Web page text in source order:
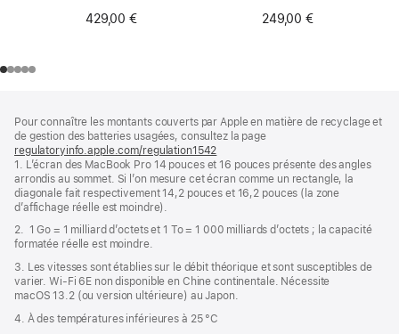
429,00 €
249,00 €
de
page
de
bas
de
page
Pour connaître les montants couverts par Apple en matière de recyclage et
de gestion des batteries usagées, consultez la page
regulatoryinfo.apple.com/regulation1542
dans
une
nouvelle
1. L’écran des MacBook Pro 14 pouces et 16 pouces présente des angles
arrondis au sommet. Si l’on mesure cet écran comme un rectangle, la
diagonale fait respectivement 14,2 pouces et 16,2 pouces (la zone
d’affichage réelle est moindre).
2. 1 Go = 1 milliard d’octets et 1 To = 1 000 milliards d’octets ; la capacité
formatée réelle est moindre.
3. Les vitesses sont établies sur le débit théorique et sont susceptibles de
varier. Wi‑Fi 6E non disponible en Chine continentale. Nécessite
macOS 13.2 (ou version ultérieure) au Japon.
4. À des températures inférieures à 25 °C